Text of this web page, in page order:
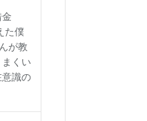
た僕
が教
くい
意識の